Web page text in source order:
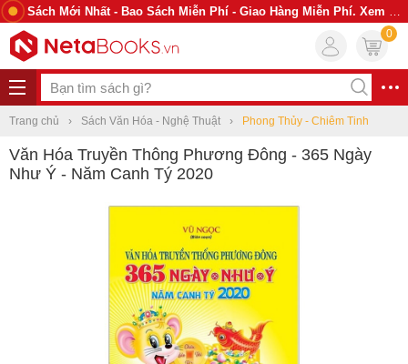
Sách Mới Nhất - Bao Sách Miễn Phí - Giao Hàng Miễn Phí. Xem Ngay
0
Trang chủ Sách Văn Hóa - Nghệ Thuật Phong Thủy - Chiêm Tinh
Văn Hóa Truyền Thông Phương Đông - 365 Ngày
Như Ý - Năm Canh Tý 2020